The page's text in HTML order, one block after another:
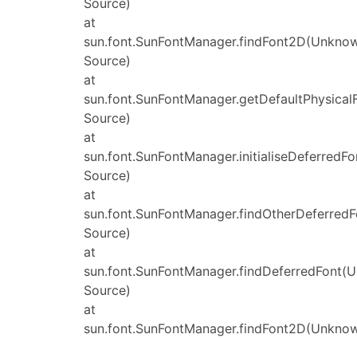
Source)
at
Source)
at
Source)
at
Source)
at
Source)
at
Source)
at